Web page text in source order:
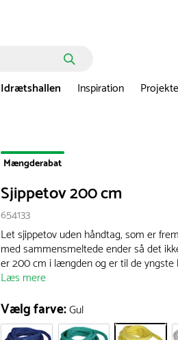
Idrætshallen Inspiration
Mængderabat
Sjippetov 200 cm
654133
Let sjippetov uden håndtag, som er
med sammensmeltede ender så det
er 200 cm i længden og er til de yngste
Læs mere
Vælg farve:Gul